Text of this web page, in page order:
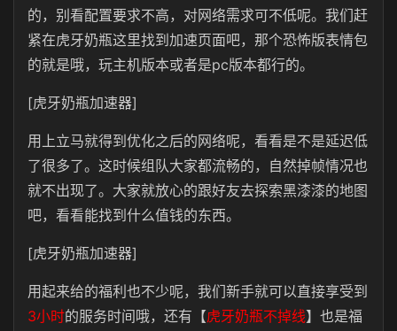
的，别看配置要求不高，对网络需求可不低呢。我们赶
紧在虎牙奶瓶这里找到加速页面吧，那个恐怖版表情包
的就是哦，玩主机版本或者是pc版本都行的。
[虎牙奶瓶加速器]
用上立马就得到优化之后的网络呢，看看是不是延迟低
了很多了。这时候组队大家都流畅的，自然掉帧情况也
就不出现了。大家就放心的跟好友去探索黑漆漆的地图
吧，看看能找到什么值钱的东西。
[虎牙奶瓶加速器]
用起来给的福利也不少呢，我们新手就可以直接享受到
3小时的服务时间哦，还有【虎牙奶瓶不掉线】也是福